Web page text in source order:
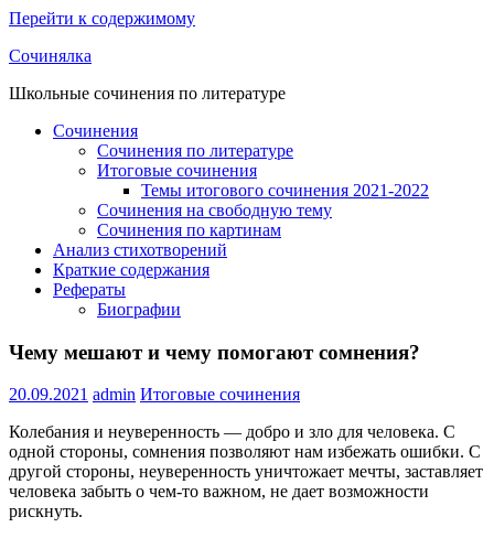
Перейти к содержимому
Сочинялка
Школьные сочинения по литературе
Сочинения
Сочинения по литературе
Итоговые сочинения
Темы итогового сочинения 2021-2022
Сочинения на свободную тему
Сочинения по картинам
Анализ стихотворений
Краткие содержания
Рефераты
Биографии
Чему мешают и чему помогают сомнения?
20.09.2021 admin Итоговые сочинения
Колебания и неуверенность — добро и зло для человека. С
одной стороны, сомнения позволяют нам избежать ошибки. С
другой стороны, неуверенность уничтожает мечты, заставляет
человека забыть о чем-то важном, не дает возможности
рискнуть.